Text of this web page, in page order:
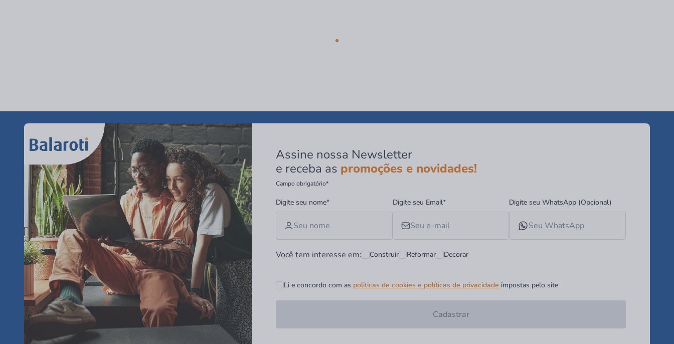
Assine nossa Newsletter
e receba as promoções e novidades!
Campo obrigatório*
Digite seu nome* Digite seu Email* Digite seu WhatsApp (Opcional)
Você tem interesse em: Construir Reformar Decorar
Li e concordo com as politicas de cookies e políticas de privacidade impostas pelo site
Cadastrar